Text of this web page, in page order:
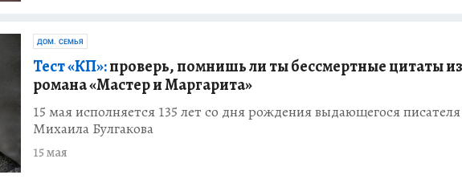
ДОМ. СЕМЬЯ
Тест «КП»:проверь, помнишь ли ты бессмертные цитаты из
романа «Мастер и Маргарита»
15 мая исполняется 135 лет со дня рождения выдающегося писателя
Михаила Булгакова
15 мая